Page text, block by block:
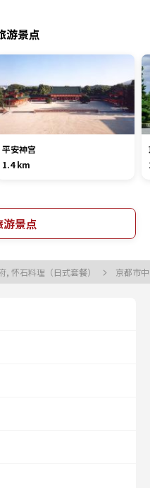
游景点
平安神宫
1.4 km
景点
, 怀石料理（日式套餐） 京都市